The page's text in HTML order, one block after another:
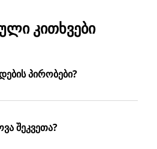
ᲙᲘᲗᲮᲕᲔᲑᲘ
პირობები?
მოგაწვდით.
რამდენიმე
შეკვეთა?